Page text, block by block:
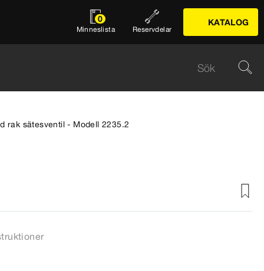
0
Minneslista Reservdelar
KATALOG
rak sätesventil - Modell 2235.2